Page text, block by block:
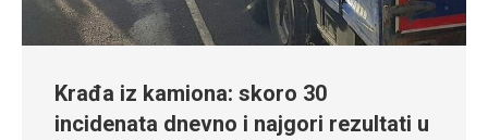
Krađa iz kamiona: skoro 30
incidenata dnevno i najgori rezultati u